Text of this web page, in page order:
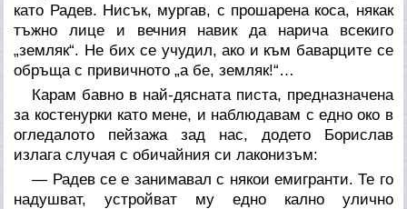
като Радев. Нисък, мургав, с прошарена коса, някак
тъжно лице и вечния навик да нарича всекиго
„земляк“. Не бих се учудил, ако и към баварците се
обръща с привичното „а бе, земляк!“…
Карам бавно в най-дясната писта, предназначена
за костенурки като мене, и наблюдавам с едно око в
огледалото пейзажа зад нас, додето Борислав
излага случая с обичайния си лаконизъм:
— Радев се е занимавал с някои емигранти. Те го
надушват, устройват му едно кално улично